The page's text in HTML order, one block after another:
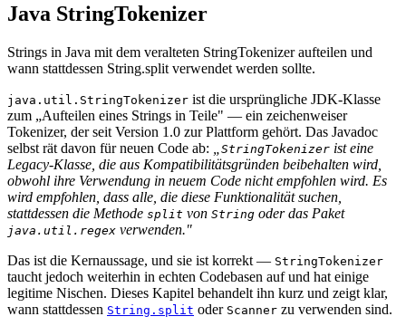
Java StringTokenizer
Strings in Java mit dem veralteten StringTokenizer aufteilen und
wann stattdessen String.split verwendet werden sollte.
java.util.StringTokenizer ist die ursprüngliche JDK-Klasse
zum „Aufteilen eines Strings in Teile" — ein zeichenweiser
Tokenizer, der seit Version 1.0 zur Plattform gehört. Das Javadoc
selbst rät davon für neuen Code ab:
StringTokenizer ist eine
Legacy-Klasse, die aus Kompatibilitätsgründen beibehalten wird,
obwohl ihre Verwendung in neuem Code nicht empfohlen wird. Es
wird empfohlen, dass alle, die diese Funktionalität suchen,
stattdessen die Methode split von String oder das Paket
java.util.regex verwenden."
Das ist die Kernaussage, und sie ist korrekt — StringTokenizer
taucht jedoch weiterhin in echten Codebasen auf und hat einige
legitime Nischen. Dieses Kapitel behandelt ihn kurz und zeigt klar,
wann stattdessen String.split oder Scanner zu verwenden sind.